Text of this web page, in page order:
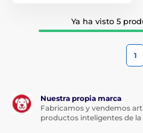
Ya ha visto 5
1
Nuestra propia marca
Fabricamos y vendemos
productos inteligentes de